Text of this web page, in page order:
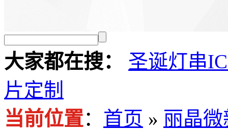
大家都在搜：
圣诞灯串
片定制
当前位置： 首页 » 丽晶